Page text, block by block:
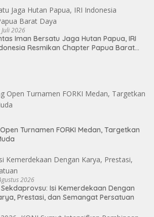
2026
Iman Bersatu Jaga Hutan Papua, IRI
Resmikan Chapter Papua Barat
Turnamen FORKI Medan, Targetkan
2026
Sekdaprovsu: Isi Kemerdekaan Dengan
Prestasi, dan Semangat Persatuan